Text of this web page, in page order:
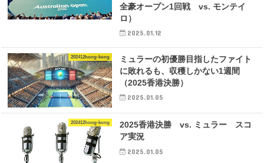
全豪オープン1回戦 vs. モンテイ
ロ）
2025.01.12
202412hong-kong
ミュラーの初優勝目指したファイト
に敗れるも、収穫しかない1週間
（2025香港決勝）
2025.01.05
202412hong-kong
2025香港決勝 vs. ミュラー スコ
ア実況
2025.01.05